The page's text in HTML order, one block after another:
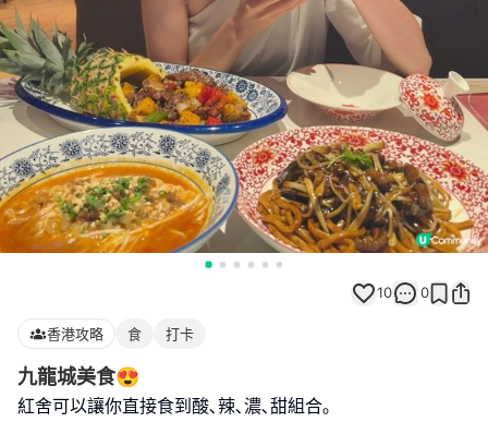
10 0
香港攻略 食 打卡
九龍城美食😍
紅舍可以讓你直接食到酸､辣､濃､甜組合｡